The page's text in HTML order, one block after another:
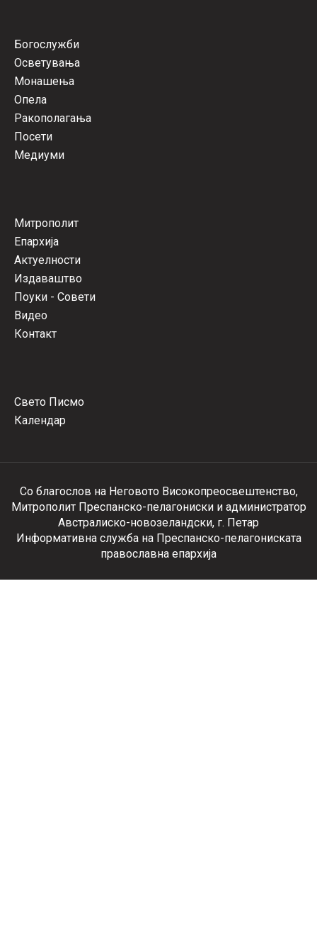
Богослужби
Осветувања
Монашења
Опела
Ракополагања
Посети
Медиуми
Митрополит
Епархија
Актуелности
Издаваштво
Поуки - Совети
Видео
Контакт
Свето Писмо
Календар
Со благослов на Неговото Високопреосвештенство,
Митрополит Преспанско-пелагониски и администратор
Австралиско-новозеландски, г. Петар
Информативна служба на Преспанско-пелагониската
православна епархија